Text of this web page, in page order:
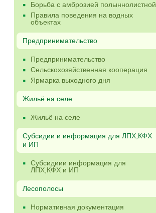
Борьба с амброзией полыннолистной
Правила поведения на водных
объектах
Предпринимательство
Предпринимательство
Сельскохозяйственная кооперация
Ярмарка выходного дня
Жильё на селе
Жильё на селе
Субсидии и информация для ЛПХ,КФХ
и ИП
Субсидиии информация для
ЛПХ,КФХ и ИП
Лесополосы
Нормативная документация